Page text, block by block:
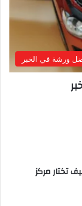
ورشة في الخبر
تختار مركز